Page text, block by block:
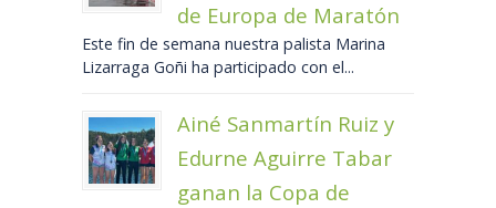
de Europa de Maratón
Este fin de semana nuestra palista Marina
Lizarraga Goñi ha participado con el...
Ainé Sanmartín Ruiz y
Edurne Aguirre Tabar
ganan la Copa de